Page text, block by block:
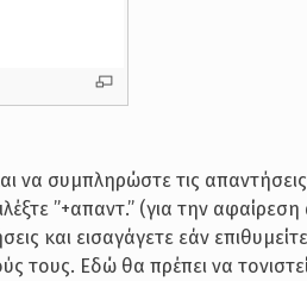
να συμπληρώστε τις απαντήσεις
”+απαντ.” (για την
και εισαγάγετε εάν
τους. Εδώ θα πρέπει να τονιστεί